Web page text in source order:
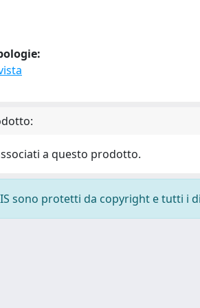
a questo prodotto.
sono protetti da copyright e tutti i